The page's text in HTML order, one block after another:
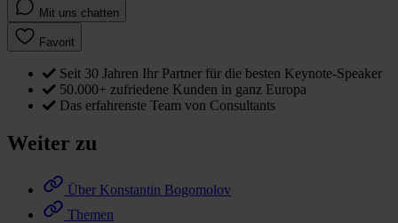
Mit uns chatten
Favorit
Seit 30 Jahren Ihr Partner für die besten Keynote-Speaker
50.000+ zufriedene Kunden in ganz Europa
Das erfahrenste Team von Consultants
Weiter zu
Über Konstantin Bogomolov
Themen